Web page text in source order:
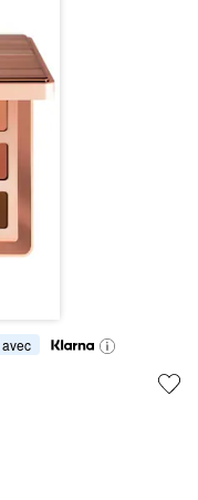
avec